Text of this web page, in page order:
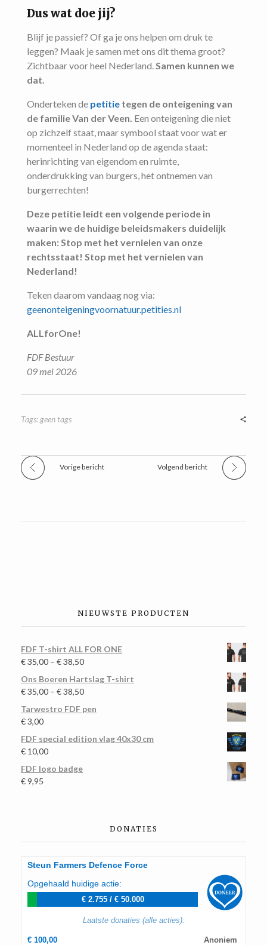
Dus wat doe jij?
Blijf je passief? Of ga je ons helpen om druk te
leggen? Maak je samen met ons dit thema groot?
Zichtbaar voor heel Nederland. Samen kunnen we
dat.
Onderteken de petitie tegen de onteigening van
de familie Van der Veen. Een onteigening die niet
op zichzelf staat, maar symbool staat voor wat er
momenteel in Nederland op de agenda staat:
herinrichting van eigendom en ruimte,
onderdrukking van burgers, het ontnemen van
burgerrechten!
Deze petitie leidt een volgende periode in
waarin we de huidige beleidsmakers duidelijk
maken: Stop met het vernielen van onze
rechtsstaat! Stop met het vernielen van
Nederland!
Teken daarom vandaag nog via:
geenonteigeningvoornatuur.petities.nl
ALLforOne!
FDF Bestuur
09 mei 2026
Tags: geen tags
Vorige bericht Volgend bericht
NIEUWSTE PRODUCTEN
FDF T-shirt ALL FOR ONE
€35,00 – €38,50
Ons Boeren Hartslag T-shirt
€35,00 – €38,50
Tarwestro FDF pen
€3,00
FDF special edition vlag 40x30 cm
€ 10,00
FDF logo badge
€9,95
DONATIES
Steun Farmers Defence Force
Opgehaald huidige actie:
€ 2.755/ € 50.000
Laatste donaties (alle acties):
Anoniem
€ 100,00